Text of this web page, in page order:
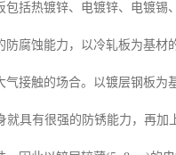
括热镀锌、电镀锌、电镀锡
腐蚀能力，以冷轧板为基材
接触的场合。以镀层钢板为
就具有很强的防锈能力，再加